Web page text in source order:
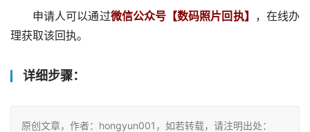
申请人可以通过微信公众号【数码照片回执】 ，在线办
理获取该回执。
详细步骤：
原创文章，作者：hongyun001，如若转载，请注明出处：